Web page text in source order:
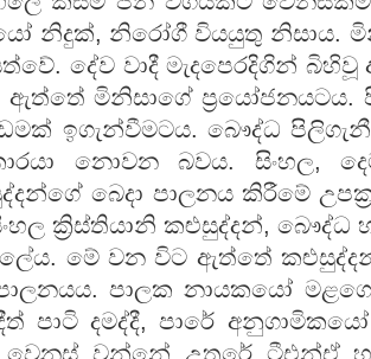
නිදුක්, නිරෝගී වියයුතු නිසාය.
දේව වාදී මැදපෙරදිගින්
ඇත්තේ මිනිසාගේ ප්‍රයෝජනයටය.
ඉගැන්‌වීමටය. බෞද්ධ
නොවන බවය. සිංහල,
බෙදා පාලනය කිරීමේ
ක්‍රිස්තියානි කළුසුද්දන්, බෞද්ධ
මේ වන විට ඇත්තේ
පාලක නායකයෝ
පාටි දමද්දී, පාරේ
වන්නේ උතුරේ ටී‌එන්‌ඒ